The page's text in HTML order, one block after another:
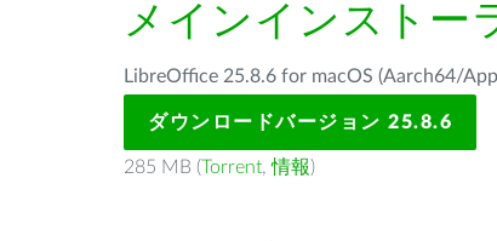
メインインストー
LibreOffice 25.8.6 for macOS (Aarch64/
ダウンロードバージョン 25.8.6
285 MB (Torrent,情報)